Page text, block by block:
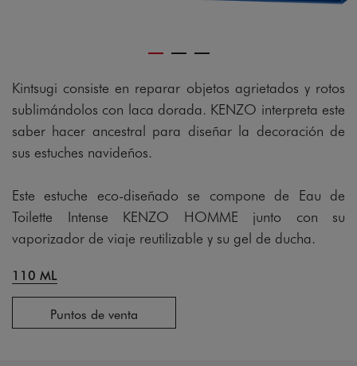
Kintsugi consiste en reparar objetos agrietados y rotos
sublimándolos con laca dorada. KENZO interpreta este
saber hacer ancestral para diseñar la decoración de
sus estuches navideños.
Este estuche eco-diseñado se compone de Eau de
Toilette Intense KENZO HOMME junto con su
vaporizador de viaje reutilizable y su gel de ducha.
110 ML
Puntos de venta